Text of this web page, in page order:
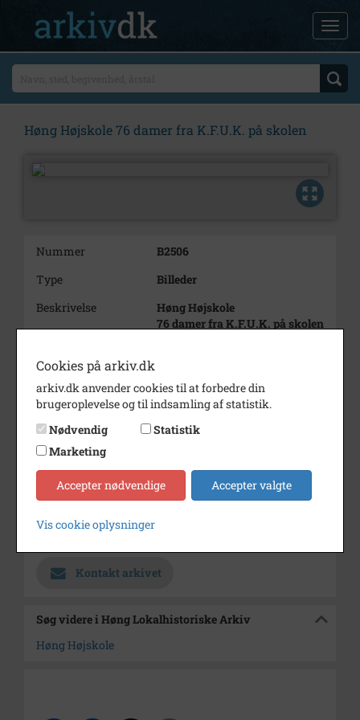
Høng Højskole 76 damer fra K.F.U.K. på skolen
Nummer
B2506
Type
Billeder
Beskrivelse
Høng Højskole
76 damer fra K.F.U.K. på skolen
Dateringsnote
1913
Fotograf
Jens Hansen
Se på kort
Enhed
Finderup Sogn (Kalundborg
Kontakt arkivet
Søg videre i Høng Lokalhistoriske Arkiv
Høng Højskole
Cookies på arkiv.dk
arkiv.dk anvender cookies til at forbedre din
brugeroplevelse og til indsamling af statistik.
Nødvendig
Statistik
Marketing
Accepter nødvendige Accepter valgte
Vis cookie oplysninger